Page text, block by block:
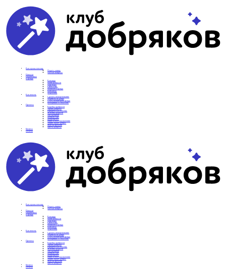
Вам нужна помощь
Подать заявку
Частые вопросы
Новости
Подопечные
О фонде
Команда
Наши ценности
Партнеры
СМИ о нас
Реквизиты фонда
Контакты
Отделения
Как помочь
Сделать пожертвование
Подписка на добро
Стать волонтером фонда
Вечеринки со смыслом
Проекты
Коробка храбрости
Уроки Доброты
Юридическая помощь
Мамины радости
Автодобряки
Добрый торт
Добропробег
Няни особого назначения
Акция «Букет добра»
Фактор времени
Цветы доброты
Бизнесу
Отчеты
Вам нужна помощь
Подать заявку
Частые вопросы
Новости
Подопечные
О фонде
Команда
Наши ценности
Партнеры
СМИ о нас
Реквизиты фонда
Контакты
Отделения
Как помочь
Сделать пожертвование
Подписка на добро
Стать волонтером фонда
Вечеринки со смыслом
Проекты
Коробка храбрости
Уроки Доброты
Юридическая помощь
Мамины радости
Автодобряки
Добрый торт
Добропробег
Няни особого назначения
Акция «Букет добра»
Фактор времени
Цветы доброты
Бизнесу
Отчеты